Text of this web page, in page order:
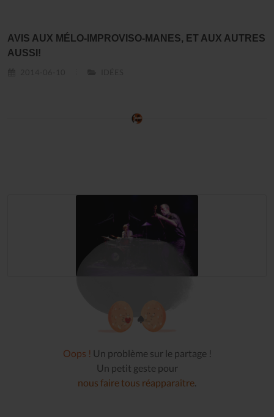
AVIS AUX MÉLO-IMPROVISO-MANES, ET AUX AUTRES
AUSSI!
Oops ! Un problème sur le partage !
Un petit geste pour
nous faire tous réapparaître.